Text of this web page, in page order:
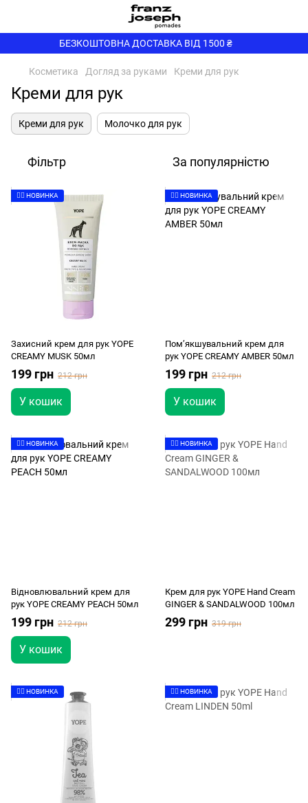
БЕЗКОШТОВНА ДОСТАВКА ВІД 1500 ₴
Косметика Догляд за руками Креми для рук
Креми для рук
Креми для рук Молочко для рук
Фільтр За популярністю
👉🏻 НОВИНКА
Захисний крем для рук YOPE
CREAMY MUSK 50мл
199 грн 212 грн
У кошик
👉🏻 НОВИНКА
Пом’якшувальний крем для
рук YOPE CREAMY AMBER 50мл
199 грн 212 грн
У кошик
👉🏻 НОВИНКА
Відновлювальний крем для
рук YOPE CREAMY PEACH 50мл
199 грн 212 грн
У кошик
👉🏻 НОВИНКА
Крем для рук YOPE Hand Cream
GINGER & SANDALWOOD 100мл
299 грн 319 грн
👉🏻 НОВИНКА 👉🏻 НОВИНКА